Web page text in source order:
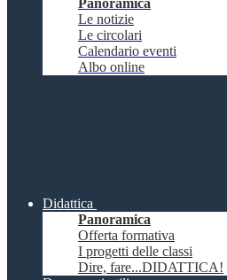
Panoramica
Le notizie
Le circolari
Calendario eventi
Albo online
Didattica
Panoramica
Offerta formativa
I progetti delle classi
Dire, fare...DIDATTICA!